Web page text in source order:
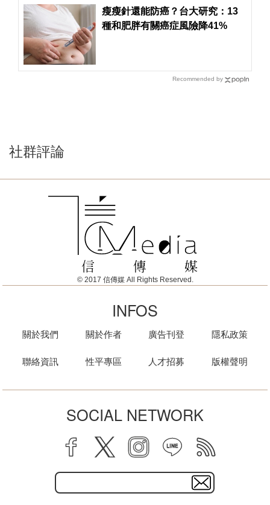
瘦瘦針還能防癌？台大研究：13
種和肥胖有關癌症風險降41%
Recommended by
社群評論
© 2017 信傳媒 All Rights Reserved.
INFOS
關於我們
聯絡資訊
關於作者
性平專區
廣告刊登
人才招募
隱私政策
版權聲明
SOCIAL NETWORK
facebook twitter instagram